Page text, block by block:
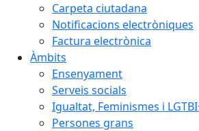
Carpeta ciutadana
Notificacions electròniques
Factura electrònica
Àmbits
Ensenyament
Serveis socials
Igualtat, Feminismes i
Persones grans